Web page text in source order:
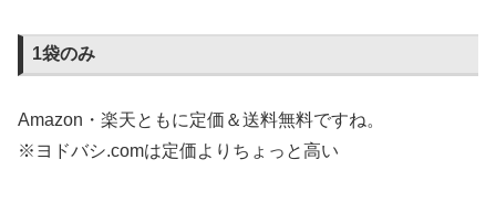
1袋のみ
Amazon・楽天ともに定価＆送料無料ですね。
※ヨドバシ.comは定価よりちょっと高い